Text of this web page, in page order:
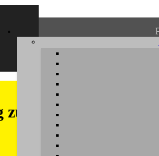
Datenschutz